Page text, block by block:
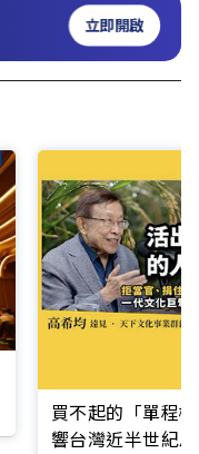
立即開啟
買不起的「單程
響台灣近半世紀